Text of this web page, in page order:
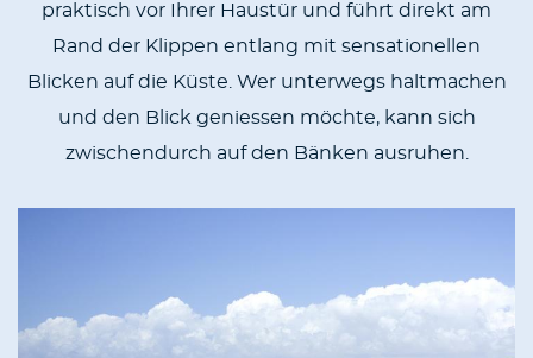
praktisch vor Ihrer Haustür und führt direkt am
Rand der Klippen entlang mit sensationellen
Blicken auf die Küste. Wer unterwegs haltmachen
und den Blick geniessen möchte, kann sich
zwischendurch auf den Bänken ausruhen.